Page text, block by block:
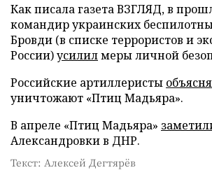
Как писала газета ВЗГЛЯД, в
командир украинских
Бровди (в списке террористов и
России)усилилмеры личной
Российские артиллеристы
уничтожают «Птиц Мадьяра».
В апреле «Птиц Мадьяра»
Александровки в ДНР.
Текст: Алексей Дегтярёв